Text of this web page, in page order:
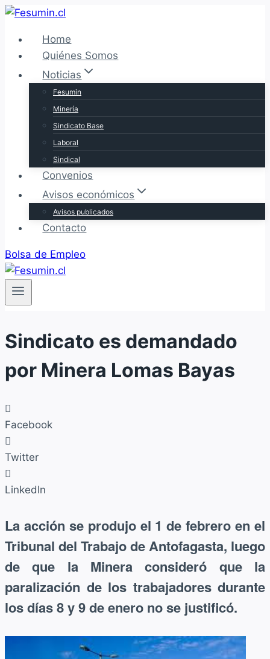
Saltar
contenidoHome
Quiénes Somos
Noticias
Fesumin
Minería
Sindicato Base
Laboral
Sindical
Convenios
Avisos económicos
Avisos publicados
Contacto
Bolsa de Empleo
Sindicato es demandado
por Minera Lomas Bayas
Facebook
Twitter
LinkedIn
La acción se produjo el 1 de febrero en el
Tribunal del Trabajo de Antofagasta, luego
de que la Minera consideró que la
paralización de los trabajadores durante
los días 8 y 9 de enero no se justificó.